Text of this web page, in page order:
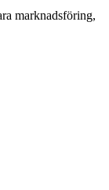
marknadsföring,